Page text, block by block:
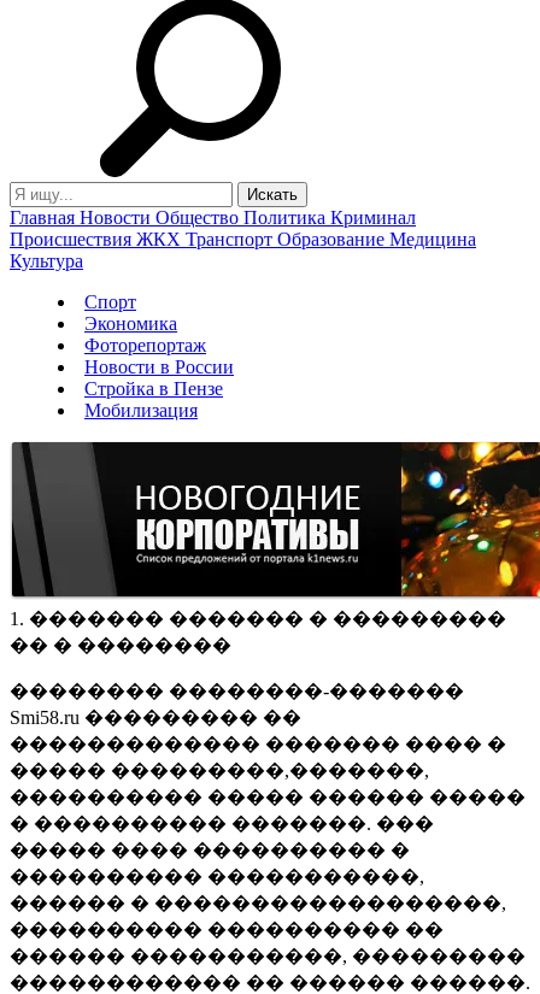
Главная Новости Общество Политика Криминал
Происшествия ЖКХ Транспорт Образование Медицина
Культура
Спорт
Экономика
Фоторепортаж
Новости в России
Стройка в Пензе
Мобилизация
1. ������� ������� � ���������
�� � ��������
�������� ��������-�������
Smi58.ru ��������� ��
������������� ������� ���� �
����� ���������,�������,
���������� ����� ������ �����
� ���������� �������. ���
����� ���� ���������� �
���������� �����������,
������ � ������������������,
���������� ���������� ��
������ �����������, ���������
������������ �� ������ ������.